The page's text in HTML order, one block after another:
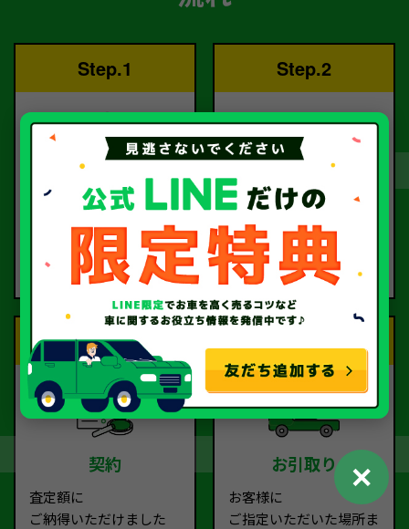
Step.1
ご依頼
お電話または査定フォー
ご依頼ください。
Step.2
査定
査定のプロが
お電話で回答いたしま
す。
Step.3
契約
査定額に
ご納得いただけました
お引取り
お客様に
ご指定いただいた場所ま
✕